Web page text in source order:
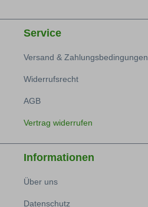
Service
Versand & Zahlungsbedingungen
Widerrufsrecht
AGB
Vertrag widerrufen
Informationen
Über uns
Datenschutz